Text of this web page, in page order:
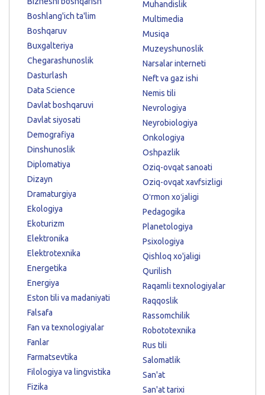
Boshlang'ich ta'lim
Boshqaruv
Buxgalteriya
Chegarashunoslik
Dasturlash
Data Science
Davlat boshqaruvi
Davlat siyosati
Demografiya
Dinshunoslik
Diplomatiya
Dizayn
Dramaturgiya
Ekologiya
Ekoturizm
Elektronika
Elektrotexnika
Energetika
Energiya
Eston tili va madaniyati
Falsafa
Fan va texnologiyalar
Fanlar
Farmatsevtika
Filologiya va lingvistika
Fizika
Muhandislik
Multimedia
Musiqa
Muzeyshunoslik
Narsalar interneti
Neft va gaz ishi
Nemis tili
Nevrologiya
Neyrobiologiya
Onkologiya
Oshpazlik
Oziq-ovqat sanoati
Oziq-ovqat xavfsizligi
Oʻrmon xoʻjaligi
Pedagogika
Planetologiya
Psixologiya
Qishloq xo'jaligi
Qurilish
Raqamli texnologiyalar
Raqqoslik
Rassomchilik
Robototexnika
Rus tili
Salomatlik
San'at
San'at tarixi